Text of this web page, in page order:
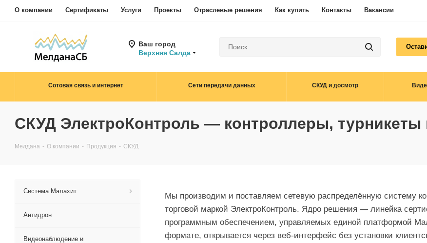
О компании Сертификаты Услуги Проекты Отраслевые решения Как купить Контакты Вакансии
Ваш город
Верхняя Салда
Сотовая связь и интернет Сети передачи данных СКУД и досмотр
СКУД ЭлектроКонтроль — контроллеры,
Мелдана - О компании - Продукция - СКУД
Мы производим и поставляем сетевую распределённую систему
торговой маркой ЭлектроКонтроль. Ядро решения — линейка
программным обеспечением, управляемых единой платформой
формате, открывается через веб-интерфейс без установки
Система Малахит
Антидрон
Видеонаблюдение и